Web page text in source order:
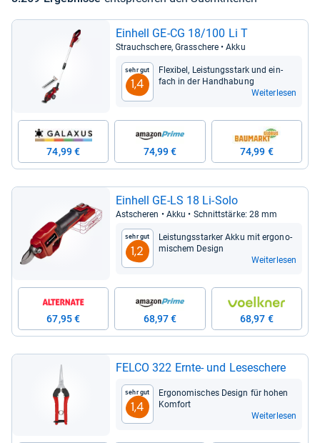
Ein­hell GE-​CG 18/100 Li T
Strauch­schere, Gras­schere • Akku
Sehr gut
1,4
Fle­xi­bel, Leis­tungs­stark und ein­
fach in der Hand­ha­bung
Weiterlesen
74,99 € 74,99 € 74,99 €
Ein­hell GE-​LS 18 Li-​Solo
Ast­sche­ren • Akku • Schnitt­stärke: 28 mm
Sehr gut
1,2
Leis­tungs­star­ker Akku mit ergo­no­
mi­schem Design
Weiterlesen
67,95 € 68,97 € 68,97 €
FELCO 322 Ernte-​ und Lese­schere
Sehr gut
1,4
Ergo­no­mi­sches Design für hohen
Kom­fort
Weiterlesen